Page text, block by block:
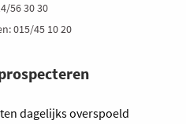
dagelijks overspoeld
56 30 30
015/45 10 20